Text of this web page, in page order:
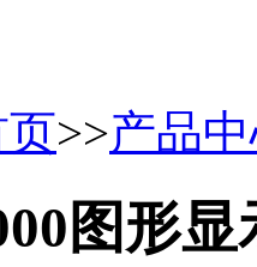
>>产品
图形显